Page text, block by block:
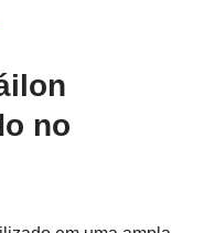
no